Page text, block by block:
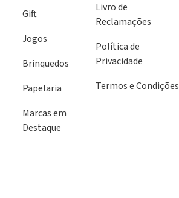
Gift
Jogos
Brinquedos
Papelaria
Marcas em
Destaque
Livro de
Reclamações
Política de
Privacidade
Termos e Condições